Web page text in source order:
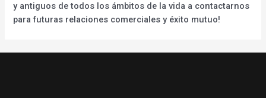
y antiguos de todos los ámbitos de la vida a contactarnos
para futuras relaciones comerciales y éxito mutuo!